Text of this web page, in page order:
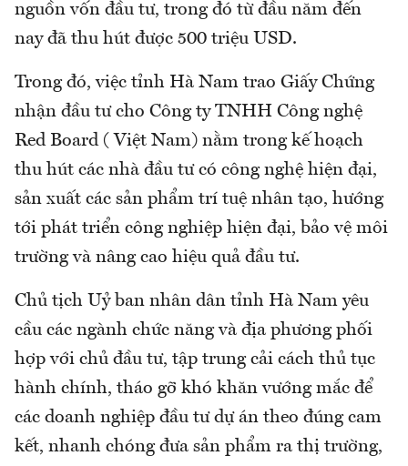
nguồn vốn đầu tư, trong đó từ đầu năm đến
nay đã thu hút được 500 triệu USD.
Trong đó, việc tỉnh Hà Nam trao Giấy Chứng
nhận đầu tư cho Công ty TNHH Công nghệ
Red Board ( Việt Nam) nằm trong kế hoạch
thu hút các nhà đầu tư có công nghệ hiện đại,
sản xuất các sản phẩm trí tuệ nhân tạo, hướng
tới phát triển công nghiệp hiện đại, bảo vệ môi
trường và nâng cao hiệu quả đầu tư.
Chủ tịch Uỷ ban nhân dân tỉnh Hà Nam yêu
cầu các ngành chức năng và địa phương phối
hợp với chủ đầu tư, tập trung cải cách thủ tục
hành chính, tháo gỡ khó khăn vướng mắc để
các doanh nghiệp đầu tư dự án theo đúng cam
kết, nhanh chóng đưa sản phẩm ra thị trường,